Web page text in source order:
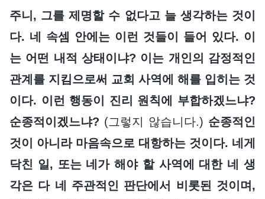
주니, 그를 제명할 수 없다고 늘 생각하는 것이
다. 네 속셈 안에는 이런 것들이 들어 있다. 이
는 어떤 내적 상태이냐? 이는 개인의 감정적인
관계를 지킴으로써 교회 사역에 해를 입히는 것
이다. 이런 행동이 진리 원칙에 부합하겠느냐?
순종적이겠느냐? (그렇지 않습니다.) 순종적인
것이 아니라 마음속으로 대항하는 것이다. 네게
닥친 일, 또는 네가 해야 할 사역에 대한 네 생
각은 다 네 주관적인 판단에서 비롯된 것이며,